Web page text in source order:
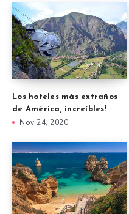
Los hoteles más extraños
de América, increíbles!
Nov 24, 2020